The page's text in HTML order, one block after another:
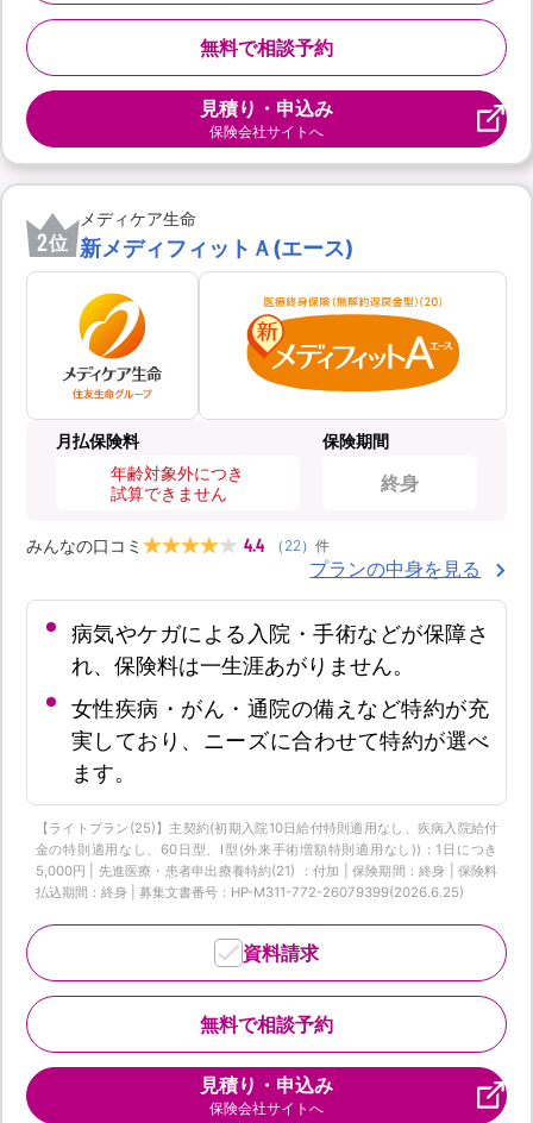
無料で相談予約
見積り・申込み
保険会社サイトへ
2位
メディケア生命
新メディフィットＡ(エース)
月払保険料
年齢対象外につき
試算できません
保険期間
終身
みんなの口コミ 4.4 （ 22） 件
プランの中身を見る
病気やケガによる入院・手術などが保障さ
れ、保険料は一生涯あがりません。
女性疾病・がん・通院の備えなど特約が充
実しており、ニーズに合わせて特約が選べ
ます。
【ライトプラン(25)】主契約(初期入院10日給付特則適用なし、疾病入院給付
金の特則適用なし、60日型、I型(外来手術増額特則適用なし))：1日につき
5,000円 | 先進医療・患者申出療養特約(21) ：付加 | 保険期間：終身 | 保険料
払込期間：終身 | 募集文書番号：HP-M311-772-26079399(2026.6.25)
無料で相談予約
資料請求
見積り・申込み
保険会社サイトへ